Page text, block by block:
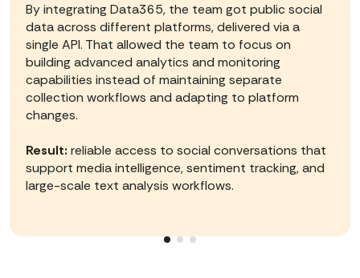
By integrating Data365, the team got public social
data across different platforms, delivered via a
single API. That allowed the team to focus on
building advanced analytics and monitoring
capabilities instead of maintaining separate
collection workflows and adapting to platform
changes.
Result: reliable access to social conversations that
support media intelligence, sentiment tracking, and
large-scale text analysis workflows.